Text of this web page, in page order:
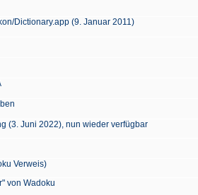
Dictionary.app (9. Januar 2011)
(3. Juni 2022), nun wieder verfügbar
Verweis)
von Wadoku